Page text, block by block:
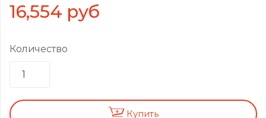
16,554 руб
Количество
Купить